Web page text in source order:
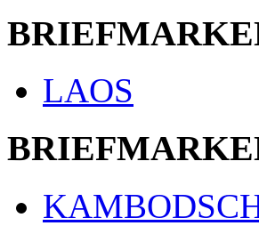
LAOS